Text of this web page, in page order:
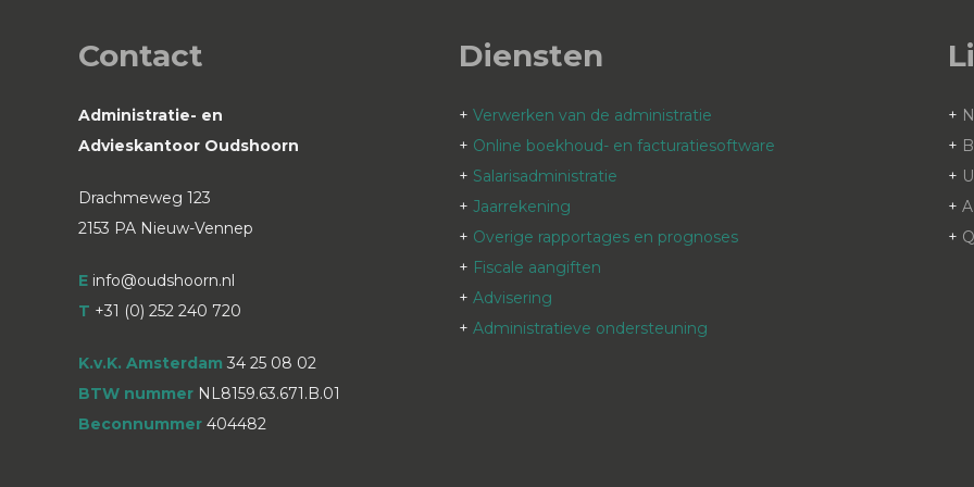
Contact
Administratie- en
Advieskantoor Oudshoorn
Drachmeweg 123
2153 PA Nieuw-Vennep
E info@oudshoorn.nl
T +31 (0) 252 240 720
K.v.K. Amsterdam 34 25 08 02
BTW nummer NL8159.63.671.B.01
Beconnummer 404482
Diensten
+ Verwerken van de administratie
+ Online boekhoud- en facturatiesoftware
+ Salarisadministratie
+ Jaarrekening
+ Overige rapportages en prognoses
+ Fiscale aangiften
+ Advisering
+ Administratieve ondersteuning
+
+
+
+
+